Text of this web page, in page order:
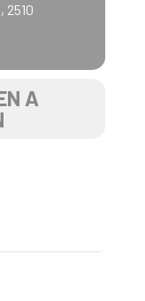
2510
A